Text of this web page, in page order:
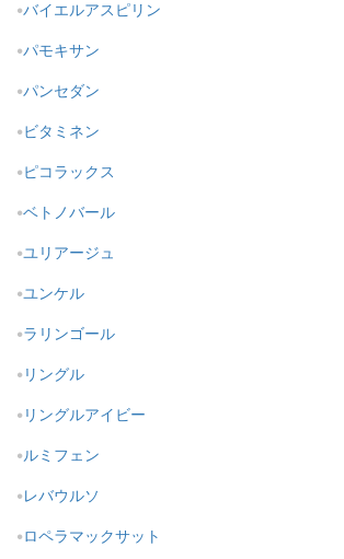
バイエルアスピリン
パモキサン
パンセダン
ビタミネン
ピコラックス
ベトノバール
ユリアージュ
ユンケル
ラリンゴール
リングル
リングルアイビー
ルミフェン
レバウルソ
ロペラマックサット